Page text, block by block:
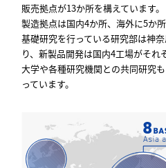
販売拠点が13か所を構えています。
製造拠点は国内4か所、海外に5か所
基礎研究を行っている研究部は神
り、新製品開発は国内4工場がそれ
大学や各種研究機関との共同研究
っています。